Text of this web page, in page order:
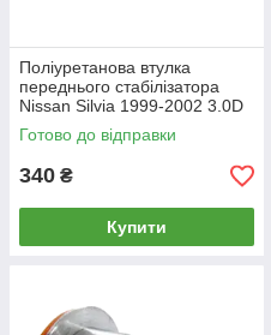
Поліуретанова втулка
переднього стабілізатора
Nissan Silvia 1999-2002 3.0D
Готово до відправки
340 ₴
Купити